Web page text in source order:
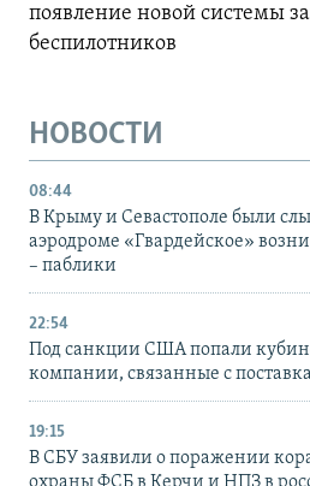
появление новой системы
беспилотников
НОВОСТИ
08:44
В Крыму и Севастополе были
аэродроме «Гвардейское»
– паблики
22:54
Под санкции США попали
компании, связанные с
19:15
В СБУ заявили о поражении